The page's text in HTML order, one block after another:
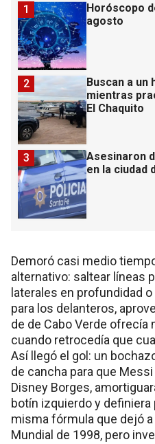
Horóscopo
agosto
1
Buscan a un
mientras
El Chaquito
2
Asesinaron
en la ciudad
3
Demoró casi medio
alternativo: saltear líneas
laterales en profundidad
para los delanteros,
de de Cabo Verde
cuando retrocedía que
Así llegó el gol: un
de cancha para que
Disney Borges,
botín izquierdo y definiera
misma fórmula que dejó
Mundial de 1998, pero